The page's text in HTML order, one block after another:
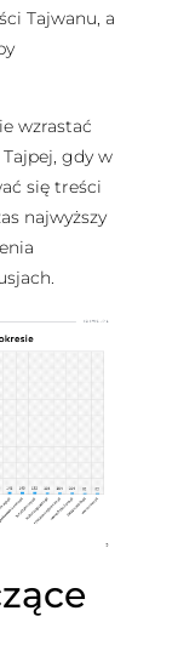
Tajwanu, a
wzrastać
gdy w
się treści
najwyższy